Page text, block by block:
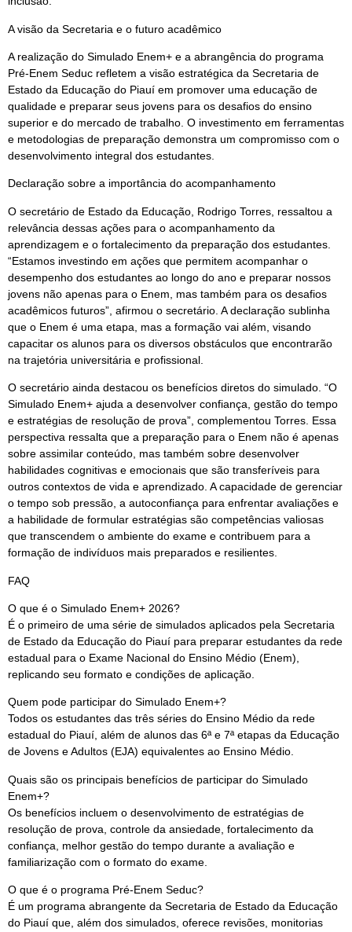
A visão da Secretaria e o futuro acadêmico
A realização do Simulado Enem+ e a abrangência do programa
Pré-Enem Seduc refletem a visão estratégica da Secretaria de
Estado da Educação do Piauí em promover uma educação de
qualidade e preparar seus jovens para os desafios do ensino
superior e do mercado de trabalho. O investimento em ferramentas
e metodologias de preparação demonstra um compromisso com o
desenvolvimento integral dos estudantes.
Declaração sobre a importância do acompanhamento
O secretário de Estado da Educação, Rodrigo Torres, ressaltou a
relevância dessas ações para o acompanhamento da
aprendizagem e o fortalecimento da preparação dos estudantes.
“Estamos investindo em ações que permitem acompanhar o
desempenho dos estudantes ao longo do ano e preparar nossos
jovens não apenas para o Enem, mas também para os desafios
acadêmicos futuros”, afirmou o secretário. A declaração sublinha
que o Enem é uma etapa, mas a formação vai além, visando
capacitar os alunos para os diversos obstáculos que encontrarão
na trajetória universitária e profissional.
O secretário ainda destacou os benefícios diretos do simulado. “O
Simulado Enem+ ajuda a desenvolver confiança, gestão do tempo
e estratégias de resolução de prova”, complementou Torres. Essa
perspectiva ressalta que a preparação para o Enem não é apenas
sobre assimilar conteúdo, mas também sobre desenvolver
habilidades cognitivas e emocionais que são transferíveis para
outros contextos de vida e aprendizado. A capacidade de gerenciar
o tempo sob pressão, a autoconfiança para enfrentar avaliações e
a habilidade de formular estratégias são competências valiosas
que transcendem o ambiente do exame e contribuem para a
formação de indivíduos mais preparados e resilientes.
FAQ
O que é o Simulado Enem+ 2026?
É o primeiro de uma série de simulados aplicados pela Secretaria
de Estado da Educação do Piauí para preparar estudantes da rede
estadual para o Exame Nacional do Ensino Médio (Enem),
replicando seu formato e condições de aplicação.
Quem pode participar do Simulado Enem+?
Todos os estudantes das três séries do Ensino Médio da rede
estadual do Piauí, além de alunos das 6ª e 7ª etapas da Educação
de Jovens e Adultos (EJA) equivalentes ao Ensino Médio.
Quais são os principais benefícios de participar do Simulado
Enem+?
Os benefícios incluem o desenvolvimento de estratégias de
resolução de prova, controle da ansiedade, fortalecimento da
confiança, melhor gestão do tempo durante a avaliação e
familiarização com o formato do exame.
O que é o programa Pré-Enem Seduc?
É um programa abrangente da Secretaria de Estado da Educação
do Piauí que, além dos simulados, oferece revisões, monitorias